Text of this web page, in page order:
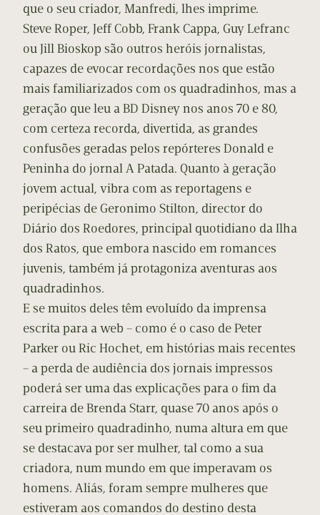
que o seu criador, Manfredi, lhes imprime.
Steve Roper, Jeff Cobb, Frank Cappa, Guy Lefranc
ou Jill Bioskop são outros heróis jornalistas,
capazes de evocar recordações nos que estão
mais familiarizados com os quadradinhos, mas a
geração que leu a BD Disney nos anos 70 e 80,
com certeza recorda, divertida, as grandes
confusões geradas pelos repórteres Donald e
Peninha do jornal A Patada. Quanto à geração
jovem actual, vibra com as reportagens e
peripécias de Geronimo Stilton, director do
Diário dos Roedores, principal quotidiano da Ilha
dos Ratos, que embora nascido em romances
juvenis, também já protagoniza aventuras aos
quadradinhos.
E se muitos deles têm evoluído da imprensa
escrita para a web – como é o caso de Peter
Parker ou Ric Hochet, em histórias mais recentes
– a perda de audiência dos jornais impressos
poderá ser uma das explicações para o fim da
carreira de Brenda Starr, quase 70 anos após o
seu primeiro quadradinho, numa altura em que
se destacava por ser mulher, tal como a sua
criadora, num mundo em que imperavam os
homens. Aliás, foram sempre mulheres que
estiveram aos comandos do destino desta